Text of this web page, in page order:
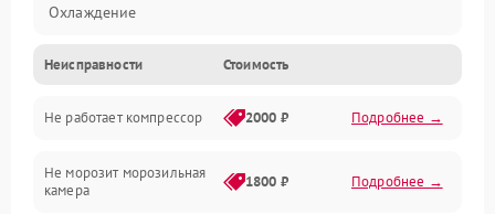
Охлаждение
Механика
Электропитание
Дренаж
Неисправности Стоимость
Не работает компрессор 2000 ₽ Подробнее →
Не морозит морозильная
камера
1800 ₽ Подробнее →